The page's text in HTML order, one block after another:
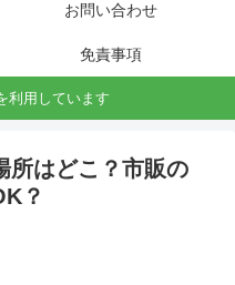
お問い合わせ
免責事項
利用しています
所はどこ？市販の
？